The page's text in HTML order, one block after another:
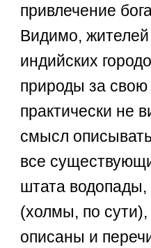
привлечение
Видимо,
индийских
природы за
практически не
смысл
все
штата
(холмы, по сути),
описаны и